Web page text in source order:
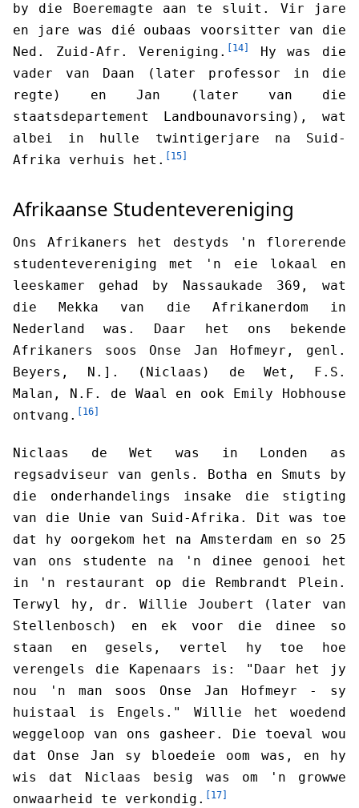
by die Boeremagte aan te sluit. Vir jare
en jare was dié oubaas voorsitter van die
Ned. Zuid-Afr. Vereniging.
[14]
Hy was die
vader van Daan (later professor in die
regte) en Jan (later van die
staatsdepartement Landbounavorsing), wat
albei in hulle twintigerjare na Suid-
Afrika verhuis het.
[15]
Afrikaanse Studentevereniging
Ons Afrikaners het destyds 'n florerende
studentevereniging met 'n eie lokaal en
leeskamer gehad by Nassaukade 369, wat
die Mekka van die Afrikanerdom in
Nederland was. Daar het ons bekende
Afrikaners soos Onse Jan Hofmeyr, genl.
Beyers, N.]. (Niclaas) de Wet, F.S.
Malan, N.F. de Waal en ook Emily Hobhouse
ontvang.
[16]
Niclaas de Wet was in Londen as
regsadviseur van genls. Botha en Smuts by
die onderhandelings insake die stigting
van die Unie van Suid-Afrika. Dit was toe
dat hy oorgekom het na Amsterdam en so 25
van ons studente na 'n dinee genooi het
in 'n restaurant op die Rembrandt Plein.
Terwyl hy, dr. Willie Joubert (later van
Stellenbosch) en ek voor die dinee so
staan en gesels, vertel hy toe hoe
verengels die Kapenaars is: "Daar het jy
nou 'n man soos Onse Jan Hofmeyr - sy
huistaal is Engels." Willie het woedend
weggeloop van ons gasheer. Die toeval wou
dat Onse Jan sy bloedeie oom was, en hy
wis dat Niclaas besig was om 'n growwe
onwaarheid te verkondig.
[17]